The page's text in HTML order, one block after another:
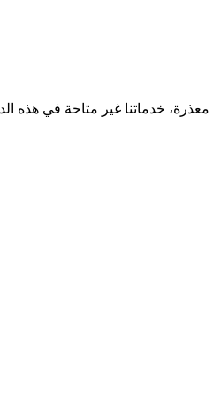
معذرة، خدماتنا غير متاحة في هذه